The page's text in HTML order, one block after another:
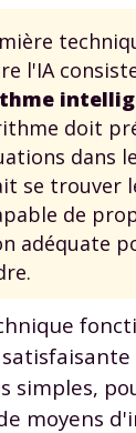
l'IA
doit
dans
se trouver
de
adéquate
simples,
moyens